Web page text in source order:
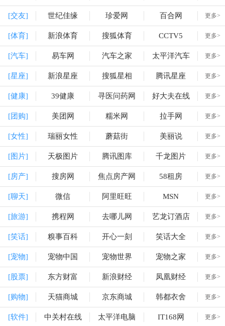
[交友] 世纪佳缘 珍爱网 百合网 更多>
[体育] 新浪体育 搜狐体育 CCTV5 更多>
[汽车] 易车网 汽车之家 太平洋汽车 更多>
[星座] 新浪星座 搜狐星相 腾讯星座 更多>
[健康] 39健康 寻医问药网 好大夫在线 更多>
[团购] 美团网 糯米网 拉手网 更多>
[女性] 瑞丽女性 蘑菇街 美丽说 更多>
[图片] 天极图片 腾讯图库 千龙图片 更多>
[房产] 搜房网 焦点房产网 58租房 更多>
[聊天] 微信 阿里旺旺 MSN 更多>
[旅游] 携程网 去哪儿网 艺龙订酒店 更多>
[笑话] 糗事百科 开心一刻 笑话大全 更多>
[宠物] 宠物中国 宠物世界 宠物之家 更多>
[股票] 东方财富 新浪财经 凤凰财经 更多>
[购物] 天猫商城 京东商城 韩都衣舍 更多>
[软件] 中关村在线 太平洋电脑 IT168网 更多>